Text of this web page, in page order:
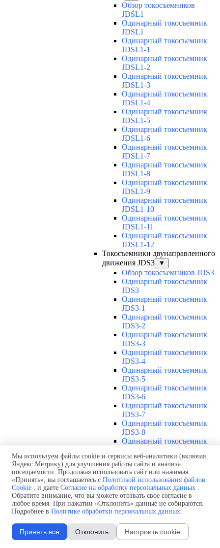
Обзор токосъемников
JDSL1
Одинарный токосъемник
JDSL1
Одинарный токосъемник
JDSL1-1
Одинарный токосъемник
JDSL1-2
Одинарный токосъемник
JDSL1-3
Одинарный токосъемник
JDSL1-4
Одинарный токосъемник
JDSL1-5
Одинарный токосъемник
JDSL1-6
Одинарный токосъемник
JDSL1-7
Одинарный токосъемник
JDSL1-8
Одинарный токосъемник
JDSL1-9
Одинарный токосъемник
JDSL1-10
Одинарный токосъемник
JDSL1-11
Одинарный токосъемник
JDSL1-12
Токосъемники двунаправленного
движения JDS3
▼
Обзор токосъемников JDS3
Одинарный токосъемник
JDS3
Одинарный токосъемник
JDS3-1
Одинарный токосъемник
JDS3-2
Одинарный токосъемник
JDS3-3
Одинарный токосъемник
JDS3-4
Одинарный токосъемник
JDS3-5
Одинарный токосъемник
JDS3-6
Одинарный токосъемник
JDS3-7
Одинарный токосъемник
JDS3-8
Одинарный токосъемник
Одинарный токосъемник
JDS3-10
Одинарный токосъемник
JDS3-11
Одинарный токосъемник
JDS3-12
Соединения U12 ▼
Защитная оболочка для
соединений U12
Стыковочное соединение U12
Мы используем файлы cookie и сервисы веб-аналитики (включая
Яндекс.Метрику) для улучшения работы сайта и анализа
посещаемости. Продолжая использовать сайт или нажимая
«Принять», вы соглашаетесь с Политикой использования файлов
Cookie , и даете Согласие на обработку персональных данных .
Обратите внимание, что вы можете отозвать свое согласие в
любое время. При нажатии «Отклонить» данные не собираются.
Подробнее в Политике обработки персональных данных.
Принять все Отклонить Настроить cookie